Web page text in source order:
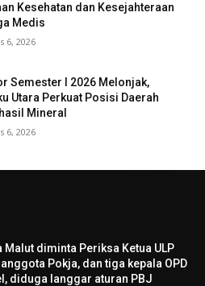
Kesehatan dan Kesejahteraan
Medis
6, 2026
Semester I 2026 Melonjak,
Utara Perkuat Posisi Daerah
Mineral
6, 2026
Malut diminta Periksa Ketua ULP
Pokja, dan tiga kepala OPD
diduga langgar aturan PBJ